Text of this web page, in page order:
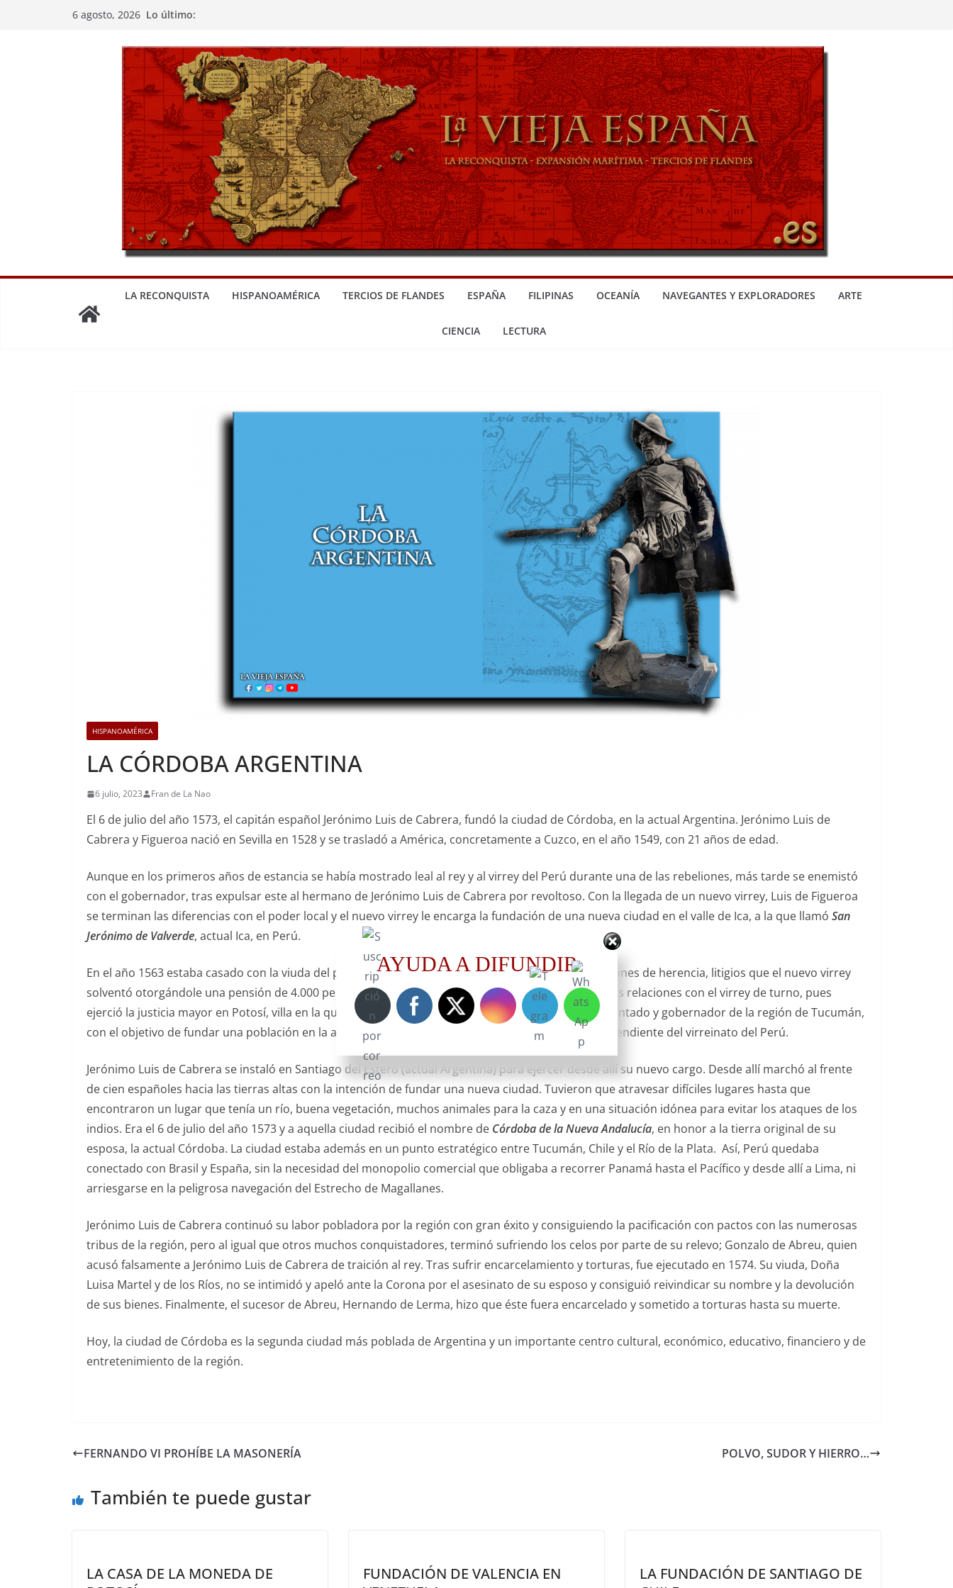
6 agosto, 2026 Lo último:
LA RECONQUISTA HISPANOAMÉRICA TERCIOS DE FLANDES ESPAÑA FILIPINAS OCEANÍA NAVEGANTES Y EXPLORADORES ARTE
CIENCIA LECTURA
HISPANOAMÉRICA
LA CÓRDOBA ARGENTINA
6 julio, 2023 Fran de La Nao
El 6 de julio del año 1573, el capitán español Jerónimo Luis de Cabrera, fundó la ciudad de Córdoba, en la actual Argentina. Jerónimo Luis de
Cabrera y Figueroa nació en Sevilla en 1528 y se trasladó a América, concretamente a Cuzco, en el año 1549, con 21 años de edad.
Aunque en los primeros años de estancia se había mostrado leal al rey y al virrey del Perú durante una de las rebeliones, más tarde se enemistó
con el gobernador, tras expulsar este al hermano de Jerónimo Luis de Cabrera por revoltoso. Con la llegada de un nuevo virrey, Luis de Figueroa
se terminan las diferencias con el poder local y el nuevo virrey le encarga la fundación de una nueva ciudad en el valle de Ica, a la que llamó San
Jerónimo de Valverde, actual Ica, en Perú.
En el año 1563 estaba casado con la viuda del padre del Inca Garcilaso y entró en litigios por cuestiones de herencia, litigios que el nuevo virrey
solventó otorgándole una pensión de 4.000 pesos anuales. Durante estos años mantiene las buenas relaciones con el virrey de turno, pues
ejerció la justicia mayor en Potosí, villa en la que se encontraba en 1571 cuando se le nombró Adelantado y gobernador de la región de Tucumán,
con el objetivo de fundar una población en la actual provincia argentina de Salta, por entonces dependiente del virreinato del Perú.
Jerónimo Luis de Cabrera se instaló en Santiago del Estero (actual Argentina) para ejercer desde allí su nuevo cargo. Desde allí marchó al frente
de cien españoles hacia las tierras altas con la intención de fundar una nueva ciudad. Tuvieron que atravesar difíciles lugares hasta que
encontraron un lugar que tenía un río, buena vegetación, muchos animales para la caza y en una situación idónea para evitar los ataques de los
indios. Era el 6 de julio del año 1573 y a aquella ciudad recibió el nombre de Córdoba de la Nueva Andalucía, en honor a la tierra original de su
esposa, la actual Córdoba. La ciudad estaba además en un punto estratégico entre Tucumán, Chile y el Río de la Plata. Así, Perú quedaba
conectado con Brasil y España, sin la necesidad del monopolio comercial que obligaba a recorrer Panamá hasta el Pacífico y desde allí a Lima, ni
arriesgarse en la peligrosa navegación del Estrecho de Magallanes.
Jerónimo Luis de Cabrera continuó su labor pobladora por la región con gran éxito y consiguiendo la pacificación con pactos con las numerosas
tribus de la región, pero al igual que otros muchos conquistadores, terminó sufriendo los celos por parte de su relevo; Gonzalo de Abreu, quien
acusó falsamente a Jerónimo Luis de Cabrera de traición al rey. Tras sufrir encarcelamiento y torturas, fue ejecutado en 1574. Su viuda, Doña
Luisa Martel y de los Ríos, no se intimidó y apeló ante la Corona por el asesinato de su esposo y consiguió reivindicar su nombre y la devolución
de sus bienes. Finalmente, el sucesor de Abreu, Hernando de Lerma, hizo que éste fuera encarcelado y sometido a torturas hasta su muerte.
Hoy, la ciudad de Córdoba es la segunda ciudad más poblada de Argentina y un importante centro cultural, económico, educativo, financiero y de
entretenimiento de la región.
FERNANDO VI PROHÍBE LA MASONERÍA POLVO, SUDOR Y HIERRO…
También te puede gustar
LA CASA DE LA MONEDA DE
FUNDACIÓN DE VALENCIA EN
LA FUNDACIÓN DE SANTIAGO DE
AYUDA A DIFUNDIR